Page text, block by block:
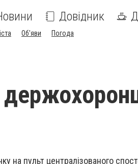
Довідник
Об'яви Погода
на пульт централізованого